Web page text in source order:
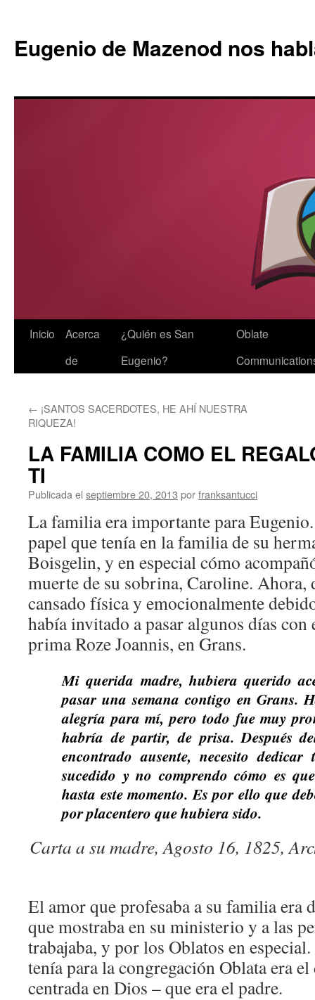
Eugenio de Mazenod nos
Saltar
Inicio
Acerca
de
¿Quién es San
Eugenio?
Oblate
← ¡SANTOS SACERDOTES, HE AHÍ NUESTRA
RIQUEZA!
LA FAMILIA COMO EL
TI
Publicada el septiembre 20, 2013 porfranksantucci
La familia era importante para
papel que tenía en la familia de su
Boisgelin, y en especial cómo
muerte de su sobrina, Caroline. Ahora,
cansado física y emocionalmente
había invitado a pasar algunos días con
prima Roze Joannis, en Grans.
Mi querida madre, hubiera querido
pasar una semana contigo en Grans.
alegría para mí, pero todo fue muy
habría de partir, de prisa. Después
encontrado ausente, necesito
sucedido y no comprendo cómo es
hasta este momento. Es por ello que
por placentero que hubiera sido.
Carta a su madre, Agosto 16, 1825,
El amor que profesaba a su familia era
que mostraba en su ministerio y a las
trabajaba, y por los Oblatos en
tenía para la congregación Oblata era
centrada en Dios – que era el padre.